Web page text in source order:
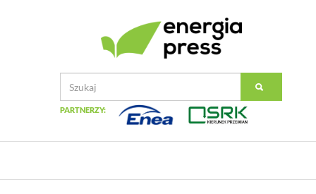
PARTNERZY: